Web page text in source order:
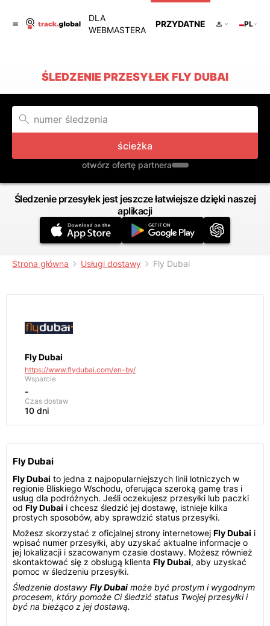
DLA
WEBMASTERA
PRZYDATNE PL
ŚLEDZENIE PRZESYŁEK FLY DUBAI
ścieżka
otwórz ofertę partnera
Śledzenie przesyłek jest jeszcze łatwiejsze dzięki naszej
aplikacji
Strona główna Usługi dostawy Fly Dubai
Fly Dubai
https://www.flydubai.com/en-by/
Wsparcie
-
Czas dostaw
10 dni
Fly Dubai
Fly Dubai to jedna z najpopularniejszych linii lotniczych w
regionie Bliskiego Wschodu, oferująca szeroką gamę tras i
usług dla podróżnych. Jeśli oczekujesz przesyłki lub paczki
od Fly Dubai i chcesz śledzić jej dostawę, istnieje kilka
prostych sposobów, aby sprawdzić status przesyłki.
Możesz skorzystać z oficjalnej strony internetowej Fly Dubai i
wpisać numer przesyłki, aby uzyskać aktualne informacje o
jej lokalizacji i szacowanym czasie dostawy. Możesz również
skontaktować się z obsługą klienta Fly Dubai, aby uzyskać
pomoc w śledzeniu przesyłki.
Śledzenie dostawy Fly Dubai może być prostym i wygodnym
procesem, który pomoże Ci śledzić status Twojej przesyłki i
być na bieżąco z jej dostawą.